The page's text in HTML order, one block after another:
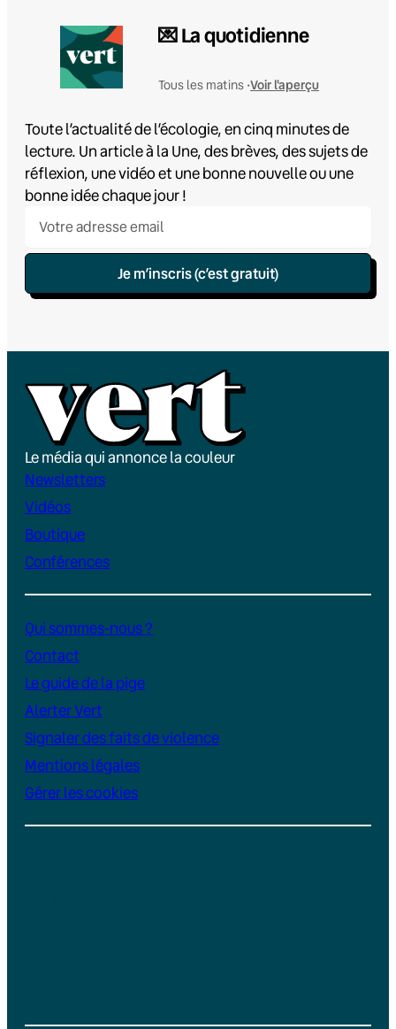
💌 La quotidienne
Tous les matins •Voir l'aperçu
Toute l’actualité de l’écologie, en cinq minutes de
lecture. Un article à la Une, des brèves, des sujets de
réflexion, une vidéo et une bonne nouvelle ou une
bonne idée chaque jour !
Je m’inscris (c’est gratuit)
Le média qui annonce la couleur
Newsletters
Vidéos
Boutique
Conférences
Qui sommes-nous ?
Contact
Le guide de la pige
Alerter Vert
Signaler des faits de violence
Mentions légales
Gérer les cookies